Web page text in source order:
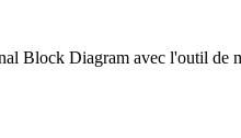
Block Diagram avec l'outil de